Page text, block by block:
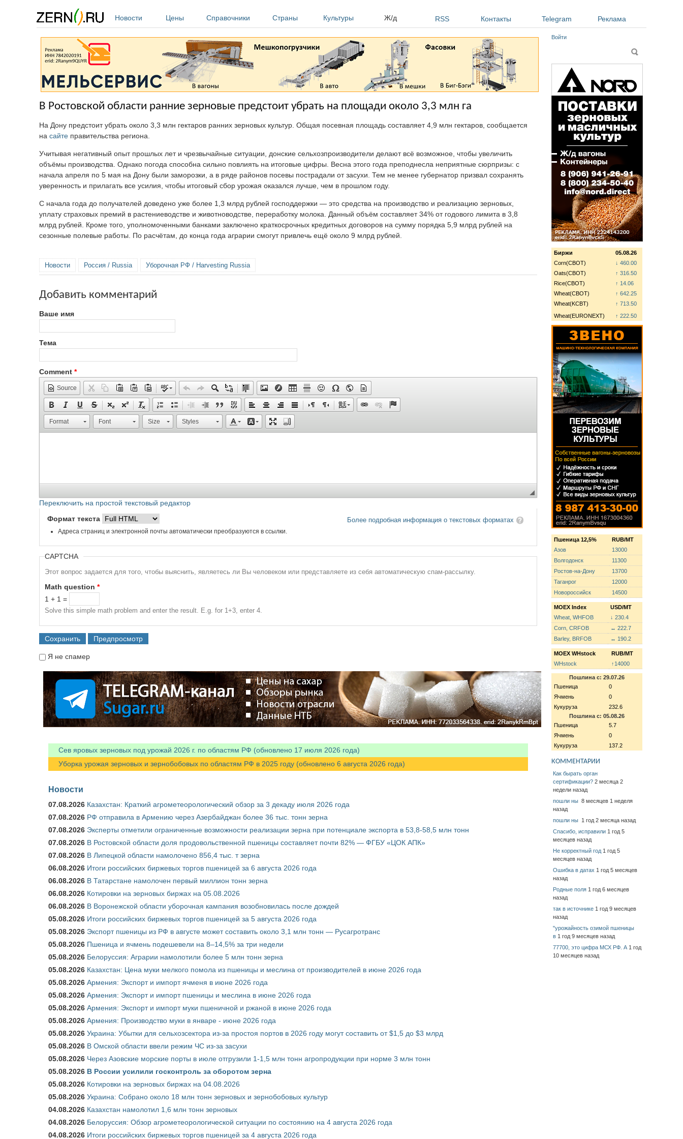
Новости
Цены Справочники Страны Культуры Ж/д RSS Контакты Telegram Реклама
В Ростовской области ранние зерновые предстоит убрать на площади около 3,3 млн га
На Дону предстоит убрать около 3,3 млн гектаров ранних зерновых культур. Общая посевная площадь составляет 4,9 млн гектаров, сообщается
на сайте правительства региона.
Учитывая негативный опыт прошлых лет и чрезвычайные ситуации, донские сельхозпроизводители делают всё возможное, чтобы увеличить
объёмы производства. Однако погода способна сильно повлиять на итоговые цифры. Весна этого года преподнесла неприятные сюрпризы: с
начала апреля по 5 мая на Дону были заморозки, а в ряде районов посевы пострадали от засухи. Тем не менее губернатор призвал сохранять
уверенность и прилагать все усилия, чтобы итоговый сбор урожая оказался лучше, чем в прошлом году.
С начала года до получателей доведено уже более 1,3 млрд рублей господдержки — это средства на производство и реализацию зерновых,
уплату страховых премий в растениеводстве и животноводстве, переработку молока. Данный объём составляет 34% от годового лимита в 3,8
млрд рублей. Кроме того, уполномоченными банками заключено краткосрочных кредитных договоров на сумму порядка 5,9 млрд рублей на
сезонные полевые работы. По расчётам, до конца года аграрии смогут привлечь ещё около 9 млрд рублей.
Новости Россия / Russia Уборочная РФ / Harvesting Russia
Добавить комментарий
Ваше имя
Тема
Comment *
Source
Format Font Size Styles
Переключить на простой текстовый редактор
Более подробная информация о текстовых форматах
Формат текста
Адреса страниц и электронной почты автоматически преобразуются в ссылки.
CAPTCHA
Этот вопрос задается для того, чтобы выяснить, являетесь ли Вы человеком или представляете из себя автоматическую спам-рассылку.
Math question *
1 + 1 =
Solve this simple math problem and enter the result. E.g. for 1+3, enter 4.
Я не спамер
Сев яровых зерновых под урожай 2026 г. по областям РФ (обновлено 17 июля 2026 года)
Уборка урожая зерновых и зернобобовых по областям РФ в 2025 году (обновлено 6 августа 2026 года)
Новости
07.08.2026 Казахстан: Краткий агрометеорологический обзор за 3 декаду июля 2026 года
07.08.2026 РФ отправила в Армению через Азербайджан более 36 тыс. тонн зерна
07.08.2026 Эксперты отметили ограниченные возможности реализации зерна при потенциале экспорта в 53,8-58,5 млн тонн
07.08.2026 В Ростовской области доля продовольственной пшеницы составляет почти 82% — ФГБУ «ЦОК АПК»
07.08.2026 В Липецкой области намолочено 856,4 тыс. т зерна
06.08.2026 Итоги российских биржевых торгов пшеницей за 6 августа 2026 года
06.08.2026 В Татарстане намолочен первый миллион тонн зерна
06.08.2026 Котировки на зерновых биржах на 05.08.2026
06.08.2026 В Воронежской области уборочная кампания возобновилась после дождей
05.08.2026 Итоги российских биржевых торгов пшеницей за 5 августа 2026 года
05.08.2026 Экспорт пшеницы из РФ в августе может составить около 3,1 млн тонн — Русагротранс
05.08.2026 Пшеница и ячмень подешевели на 8–14,5% за три недели
05.08.2026 Белоруссия: Аграрии намолотили более 5 млн тонн зерна
05.08.2026 Казахстан: Цена муки мелкого помола из пшеницы и меслина от производителей в июне 2026 года
05.08.2026 Армения: Экспорт и импорт ячменя в июне 2026 года
05.08.2026 Армения: Экспорт и импорт пшеницы и меслина в июне 2026 года
05.08.2026 Армения: Экспорт и импорт муки пшеничной и ржаной в июне 2026 года
05.08.2026 Армения: Производство муки в январе - июне 2026 года
05.08.2026 Украина: Убытки для сельхозсектора из-за простоя портов в 2026 году могут составить от $1,5 до $3 млрд
05.08.2026 В Омской области ввели режим ЧС из-за засухи
05.08.2026 Через Азовские морские порты в июле отгрузили 1-1,5 млн тонн агропродукции при норме 3 млн тонн
05.08.2026 В России усилили госконтроль за оборотом зерна
05.08.2026 Котировки на зерновых биржах на 04.08.2026
05.08.2026 Украина: Собрано около 18 млн тонн зерновых и зернобобовых культур
04.08.2026 Казахстан намолотил 1,6 млн тонн зерновых
04.08.2026 Белоруссия: Обзор агрометеорологической ситуации по состоянию на 4 августа 2026 года
04.08.2026 Итоги российских биржевых торгов пшеницей за 4 августа 2026 года
Войти
Поиск
Биржи
05.08.26
Corn(CBOT)
↓ 460.00
Oats(CBOT)
↑ 316.50
Rice(CBOT)
↑ 14.06
Wheat(CBOT)
↑ 642.25
Wheat(KCBT)
↑ 713.50
Wheat(EURONEXT)
↑ 222.50
Пшеница 12,5%
RUB/MT
Азов
13000
Волгодонск
11300
Ростов-на-Дону
13700
Таганрог
12000
Новороссийск
14500
MOEX Index
USD/MT
Wheat, WHFOB
↓ 230.4
Corn, CRFOB
↔ 222.7
Barley, BRFOB
↔ 190.2
MOEX WHstock
RUB/MT
WHstock
↑14000
Пошлина с: 29.07.26
Пшеница
0
Ячмень
0
Кукуруза
232.6
Пошлина с: 05.08.26
Пшеница
5.7
Ячмень
0
Кукуруза
137.2
КОММЕНТАРИИ
Как бырать орган
сертификации? 2 месяца 2
недели назад
пошли ны 8 месяцев 1 неделя
назад
пошли ны 1 год 2 месяца назад
Спасибо, исправили 1 год 5
месяцев назад
Не корректный год 1 год 5
месяцев назад
Ошибка в датах 1 год 5 месяцев
назад
Родные поля 1 год 6 месяцев
назад
так в источнике 1 год 9 месяцев
назад
"урожайность озимой пшеницы
в 1 год 9 месяцев назад
77700, это цифра МСХ РФ. А 1 год
10 месяцев назад